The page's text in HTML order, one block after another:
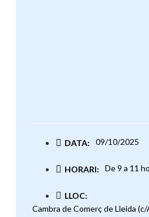
DATA: 09/10/2025
HORARI: De 9 a 11
LLOC:
Cambra de Comerç de Lleida